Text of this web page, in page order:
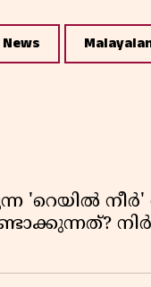
News
'റെയിൽ നീർ'